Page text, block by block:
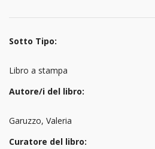
Sotto Tipo:
Libro a stampa
Autore/i del libro:
Garuzzo, Valeria
Curatore del libro: